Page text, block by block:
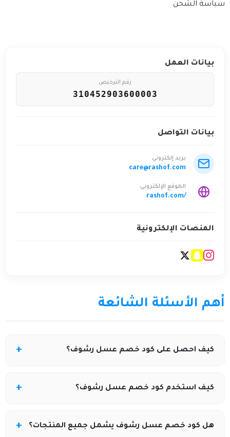
سياسة الشحن
بيانات العمل
رقم الترخيص
310452903600003
بيانات التواصل
بريد إلكتروني
care@rashof.com
الموقع الإلكتروني
rashof.com/
المنصات الإلكترونية
أهم الأسئلة الشائعة
كيف احصل على كود خصم عسل رشوف؟
يمكنك الحصول على كود خصم عسل رشوف من خلال
كيف استخدم كود خصم عسل رشوف؟
بعد اختيار منتجاتك من متجر عسل رشوف أضفها إلى سلة
هل كود خصم عسل رشوف يشمل جميع المنتجات؟